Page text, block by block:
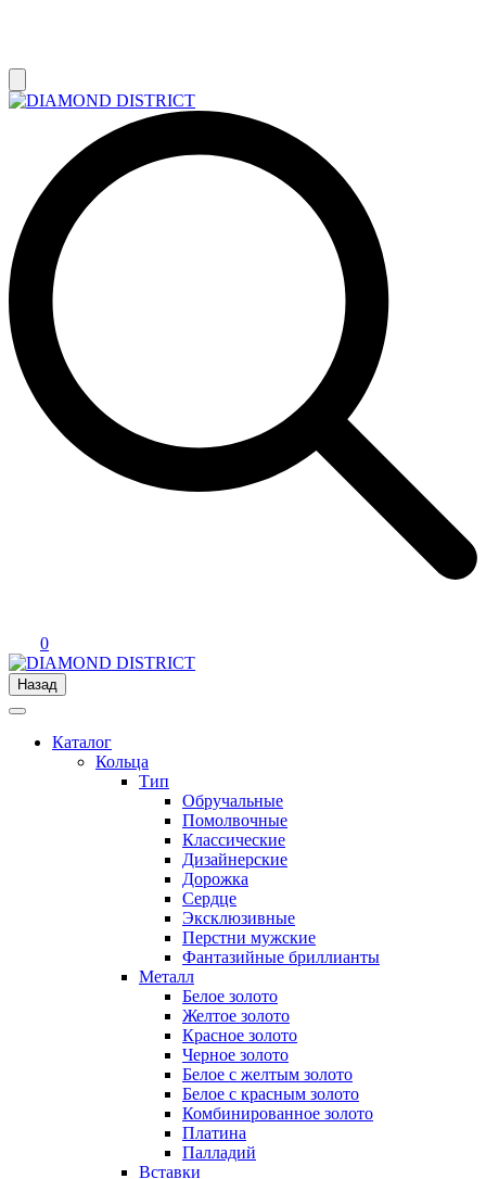
0
Назад
Каталог
Кольца
Тип
Обручальные
Помолвочные
Классические
Дизайнерские
Дорожка
Сердце
Эксклюзивные
Перстни мужские
Фантазийные бриллианты
Металл
Белое золото
Желтое золото
Красное золото
Черное золото
Белое с желтым золото
Белое с красным золото
Комбинированное золото
Платина
Палладий
Вставки